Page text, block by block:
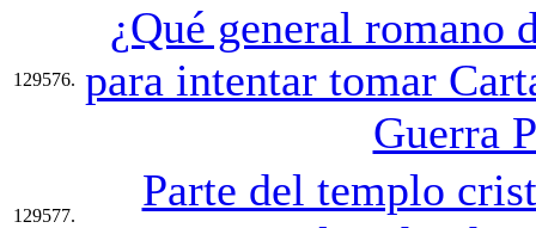
129576.
¿Qué general romano
para intentar tomar
Guerra
129577.
Parte del templo